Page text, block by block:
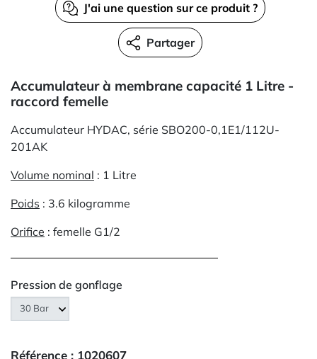
J'ai une question sur ce produit ?
Partager
Accumulateur à membrane capacité 1 Litre -
raccord femelle
Accumulateur HYDAC, série SBO200-0,1E1/112U-
201AK
Volume nominal : 1 Litre
Poids : 3.6 kilogramme
Orifice : femelle G1/2
Pression de gonflage
Référence : 1020607